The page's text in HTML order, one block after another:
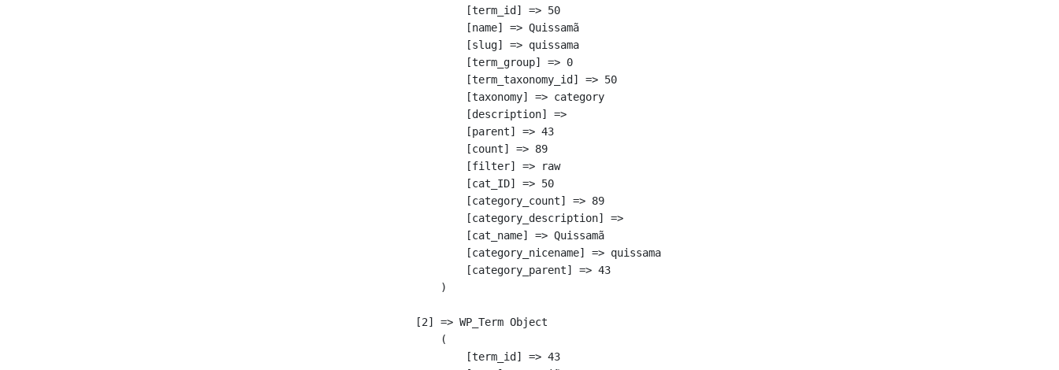
            [term_id] => 50
            [name] => Quissamã
            [slug] => quissama
            [term_group] => 0
            [term_taxonomy_id] => 50
            [taxonomy] => category
            [description] =>
            [parent] => 43
            [count] => 89
            [filter] => raw
            [cat_ID] => 50
            [category_count] => 89
            [category_description] =>
            [cat_name] => Quissamã
            [category_nicename] => quissama
            [category_parent] => 43
        )
    [2] => WP_Term Object
        (
            [term_id] => 43